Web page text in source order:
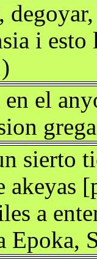
i
el
sierto
akeyas
a
Epoka,